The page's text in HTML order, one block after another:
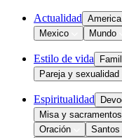
Actualidad
Mexico
Mundo
Estilo de vida
Pareja y sexualidad
Espiritualidad
Misa y sacramentos
Oración
Santos